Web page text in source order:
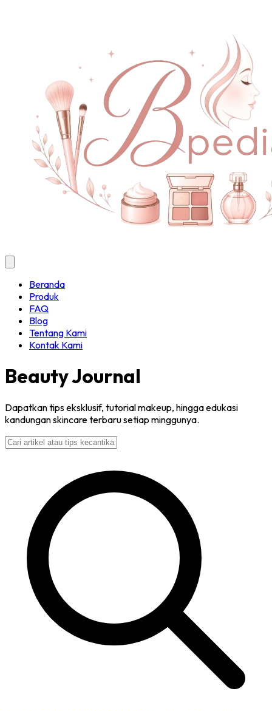
Beranda
Produk
FAQ
Blog
Tentang Kami
Kontak Kami
Beauty Journal
Dapatkan tips eksklusif, tutorial makeup, hingga edukasi
kandungan skincare terbaru setiap minggunya.